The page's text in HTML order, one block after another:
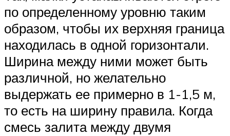
по определенному уровню таким
образом, чтобы их верхняя граница
находилась в одной горизонтали.
Ширина между ними может быть
различной, но желательно
выдержать ее примерно в 1-1,5 м,
то есть на ширину правила. Когда
смесь залита между двумя